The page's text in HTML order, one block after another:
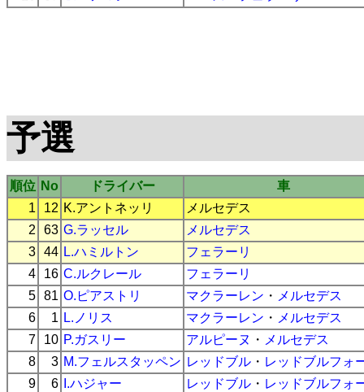
予選
順位 No ドライバー
車
1
12 K.アントネッリ
メルセデス
2
63 G.ラッセル
メルセデス
3 44 L.ハミルトン
フェラーリ
4
16 C.ルクレール
フェラーリ
5 81 O.ピアストリ マクラーレン ・ メルセデス
6
1 L.ノリス マクラーレン ・ メルセデス
7
10 P.ガスリー アルピーヌ ・ メルセデス
8
3 M.フェルスタッペン レッドブル ・ レッドブルフォ
9
6 I.ハジャー レッドブル ・ レッドブルフォ